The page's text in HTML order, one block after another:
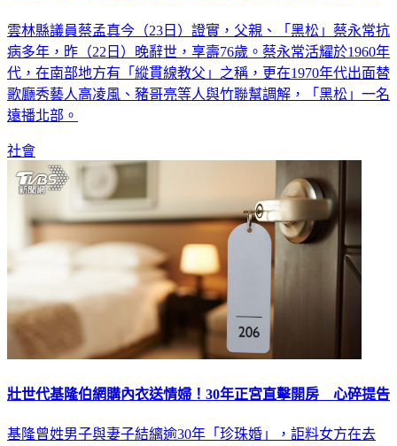
雲林縣議員蔡孟真今（23日）證實，父親、「黑松」蔡永常抗
病多年，昨（22日）晚辭世，享壽76歲。蔡永常活耀於1960年
代，在南部地方有「縱貫線教父」之稱，更在1970年代出面替
歌廳秀藝人高凌風、豬哥亮等人與竹聯幫調解，「黑松」一名
遠播北部。
社會
壯世代基隆伯網購內衣送情婦！30年正宮直擊開房 心碎提告
基隆曾姓男子與妻子結縭逾30年「珍珠婚」，詎料女方在去